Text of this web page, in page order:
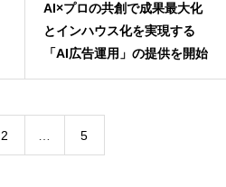
AI×プロの共創で成果最大化
とインハウス化を実現する
「AI広告運用」の提供を開始
2 5